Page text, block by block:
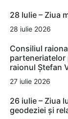
28 Iulie – Ziua
28 iulie 2026
Consiliul
raionul Ștefan
27 iulie 2026
26 iulie – Ziua
geodeziei și